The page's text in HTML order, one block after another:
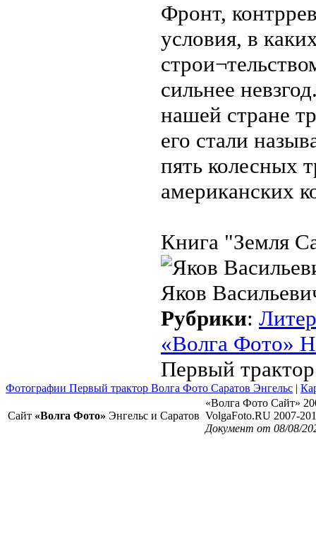
Фронт,
условия, в
сильнее
нашей стране
его стали
пять колесных
американских
Книга "Земля
Яков
Рубрики:
«Волга Фото»
Первый
Фотографии Первый трактор Волга Фото Саратов Энгельс |
Сайт «Волга Фото» Энгельс и Саратов
«Волга Фото Сайт»
VolgaFoto.RU 2007-
Документ от 08/08/